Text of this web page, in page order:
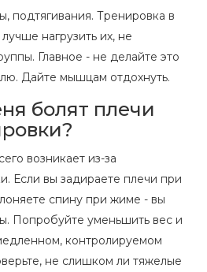
подтягивания. Тренировка в
нагрузить их, не
Главное - не делайте это
Дайте мышцам отдохнуть.
болят плечи
возникает из-за
Если вы задираете плечи при
спину при жиме - вы
Попробуйте уменьшить вес и
контролируемом
не слишком ли тяжелые